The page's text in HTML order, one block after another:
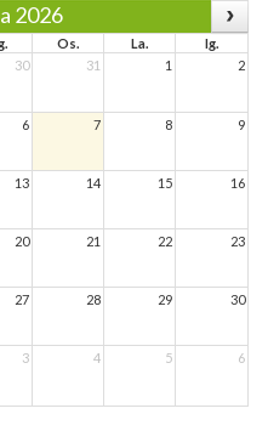
2026
Os. La.
Ig.
30 31 1 2
6 7 8 9
13 14 15 16
20 21 22 23
27 28 29 30
3 4 5 6